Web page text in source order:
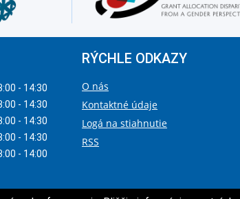
- 14:30
- 14:30
- 14:30
- 14:30
- 14:00
RÝCHLE ODKAZY
O nás
Kontaktné údaje
Logá na stiahnutie
RSS